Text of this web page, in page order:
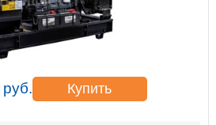
руб. Купить